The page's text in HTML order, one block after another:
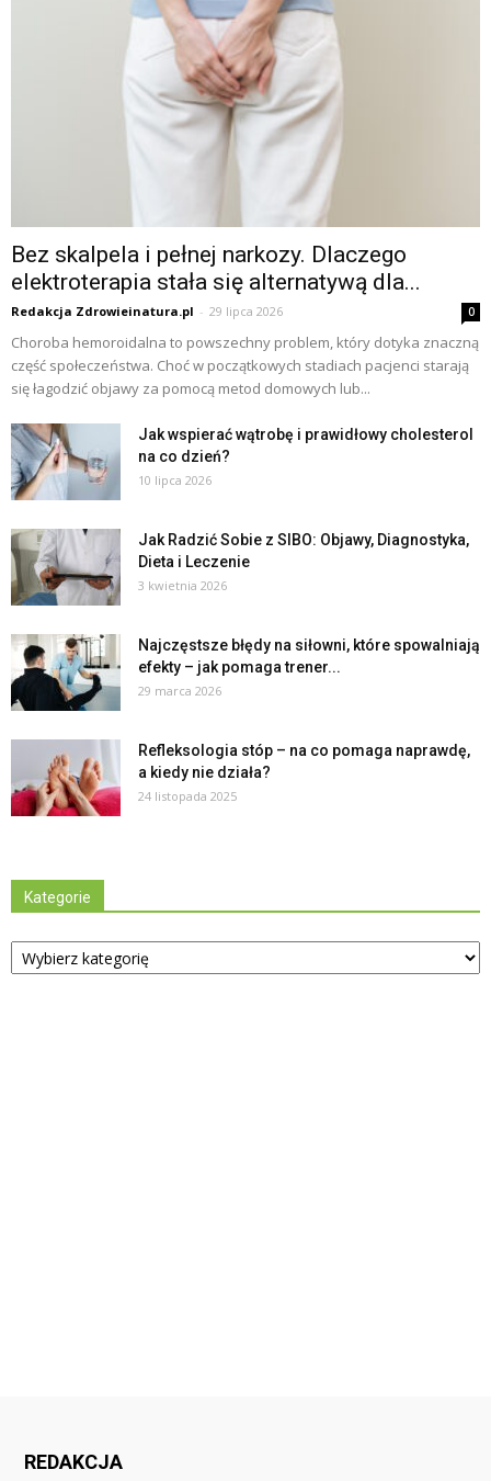
Bez skalpela i pełnej narkozy. Dlaczego
elektroterapia stała się alternatywą dla...
Redakcja Zdrowieinatura.pl - 29 lipca 2026 0
Choroba hemoroidalna to powszechny problem, który dotyka znaczną
część społeczeństwa. Choć w początkowych stadiach pacjenci starają
się łagodzić objawy za pomocą metod domowych lub...
Jak wspierać wątrobę i prawidłowy cholesterol
na co dzień?
10 lipca 2026
Jak Radzić Sobie z SIBO: Objawy, Diagnostyka,
Dieta i Leczenie
3 kwietnia 2026
Najczęstsze błędy na siłowni, które spowalniają
efekty – jak pomaga trener...
29 marca 2026
Refleksologia stóp – na co pomaga naprawdę,
a kiedy nie działa?
24 listopada 2025
Kategorie
Kategorie
REDAKCJA